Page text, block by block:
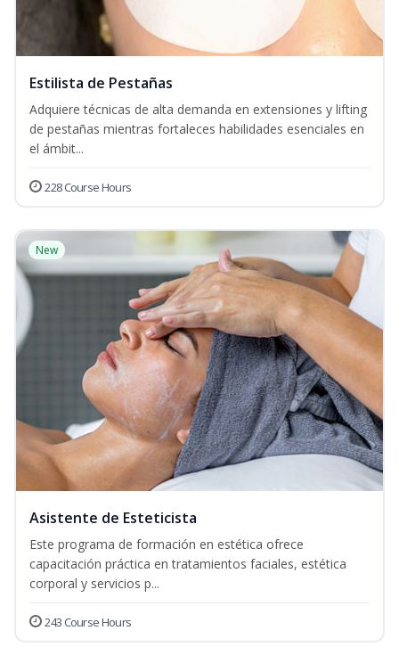
Estilista de Pestañas
Adquiere técnicas de alta demanda en extensiones y lifting
de pestañas mientras fortaleces habilidades esenciales en
el ámbit...
228 Course Hours
New
Asistente de Esteticista
Este programa de formación en estética ofrece
capacitación práctica en tratamientos faciales, estética
corporal y servicios p...
243 Course Hours